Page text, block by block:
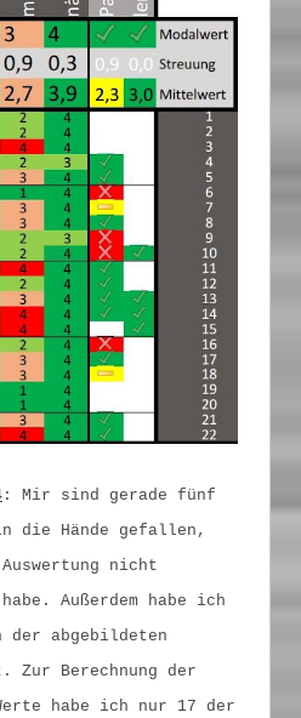
: Mir sind gerade fünf
in die Hände gefallen,
nicht
Außerdem habe ich
der abgebildeten
Zur Berechnung der
habe ich nur 17 der